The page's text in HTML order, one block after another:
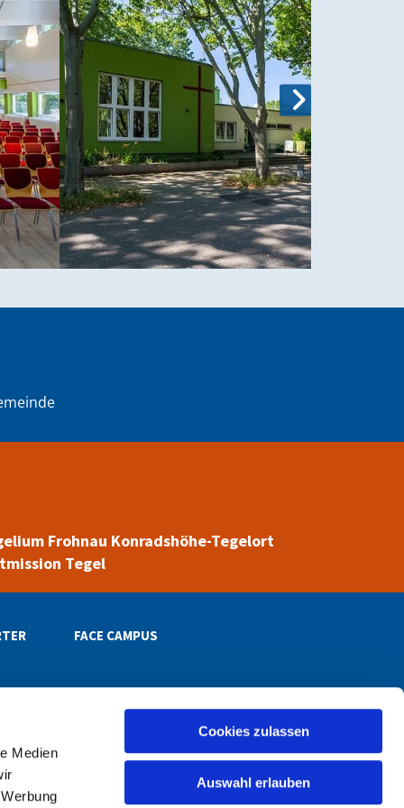
Medien
Cookies zulassen
Auswahl erlauben
Frohnau Konradshöhe-Tegelort
Tegel
FACE CAMPUS
reinickendorf.de